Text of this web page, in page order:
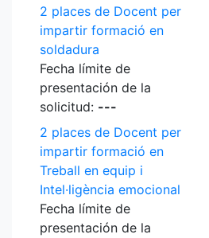
2 places de Docent per
impartir formació en
soldadura
Fecha límite de
presentación de la
solicitud: ---
2 places de Docent per
impartir formació en
Treball en equip i
Intel·ligència emocional
Fecha límite de
presentación de la